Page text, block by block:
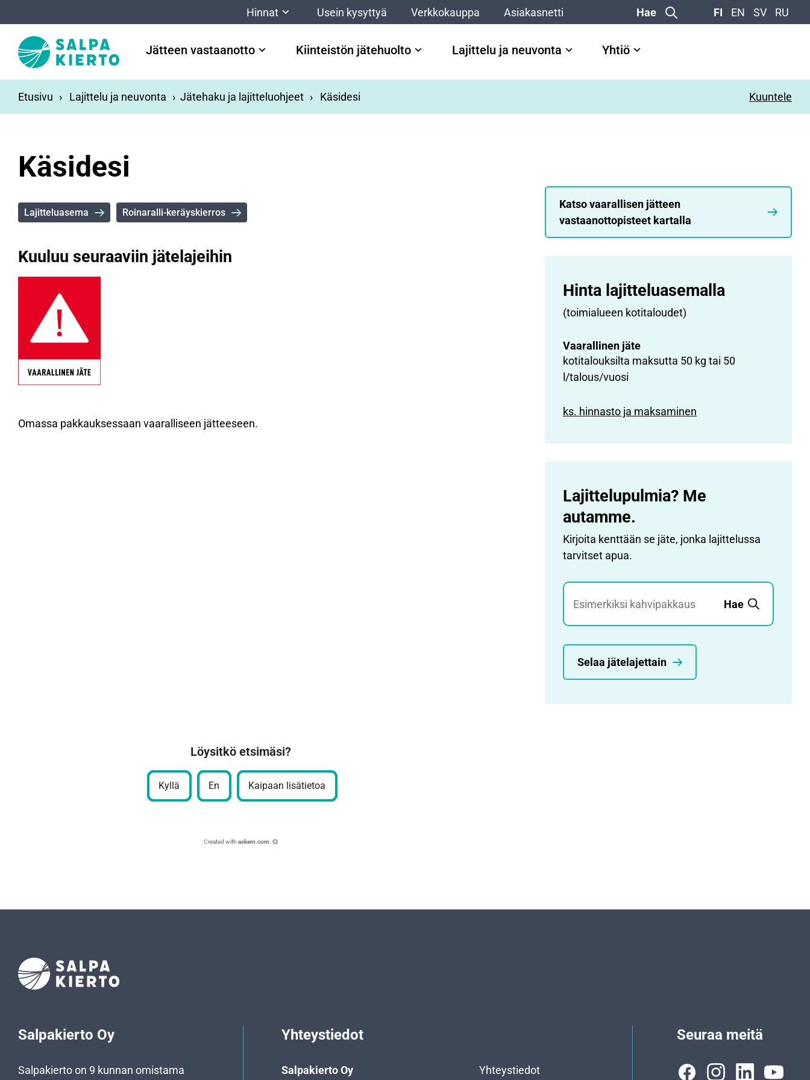
Hinnat Usein kysyttyä Verkkokauppa Asiakasnetti Hae FI EN SV RU
Jätteen vastaanotto Kiinteistön jätehuolto Lajittelu ja neuvonta Yhtiö
Etusivu Lajittelu ja neuvonta Jätehaku ja lajitteluohjeet Käsidesi Kuuntele
Käsidesi
Lajitteluasema Roinaralli-keräyskierros
Kuuluu seuraaviin jätelajeihin
Omassa pakkauksessaan vaaralliseen jätteeseen.
Katso vaarallisen jätteen
vastaanottopisteet kartalla
Hinta lajittelu­asemalla
(toimialueen kotitaloudet)
Vaarallinen jäte
kotitalouksilta maksutta 50 kg tai 50
l/talous/vuosi
ks. hinnasto ja maksaminen
Lajittelupulmia? Me
autamme.
Kirjoita kenttään se jäte, jonka lajittelussa
tarvitset apua.
Jätehaku
Hae
Selaa jätelajettain
Löysitkö etsimäsi?
Kyllä En Kaipaan lisätietoa
Created with askem.com
Salpakierto Oy
Salpakierto on 9 kunnan omistama
Yhteystiedot
Salpakierto Oy
Yhteystiedot
Seuraa meitä